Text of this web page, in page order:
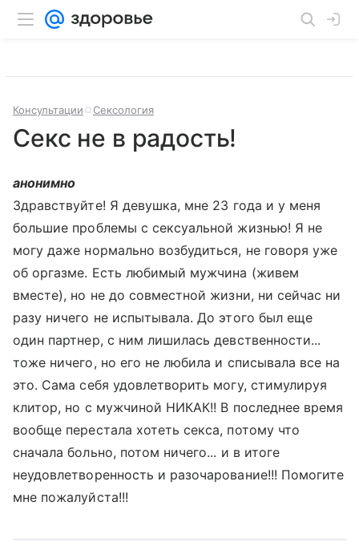
Консультации Сексология
Секс не в радость!
анонимно
Здравствуйте! Я девушка, мне 23 года и у меня
большие проблемы с сексуальной жизнью! Я не
могу даже нормально возбудиться, не говоря уже
об оргазме. Есть любимый мужчина (живем
вместе), но не до совместной жизни, ни сейчас ни
разу ничего не испытывала. До этого был еще
один партнер, с ним лишилась девственности...
тоже ничего, но его не любила и списывала все на
это. Сама себя удовлетворить могу, стимулируя
клитор, но с мужчиной НИКАК!! В последнее время
вообще перестала хотеть секса, потому что
сначала больно, потом ничего... и в итоге
неудовлетворенность и разочарование!!! Помогите
мне пожалуйста!!!